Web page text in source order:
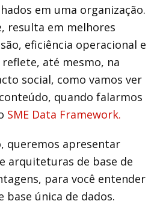
em uma organização.
resulta em melhores
eficiência operacional e
até mesmo, na
social, como vamos ver
quando falarmos
SME Data Framework.
queremos apresentar
arquiteturas de base de
para você entender
base única de dados.